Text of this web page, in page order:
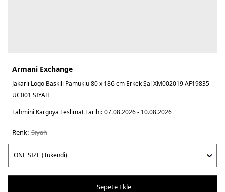
Armani Exchange
Jakarlı Logo Baskılı Pamuklu 80 x 186 cm Erkek Şal XM002019 AF19835
UC001 SİYAH
Tahmini Kargoya Teslimat Tarihi: 07.08.2026 - 10.08.2026
Renk: si̇yah
Sepete Ekle